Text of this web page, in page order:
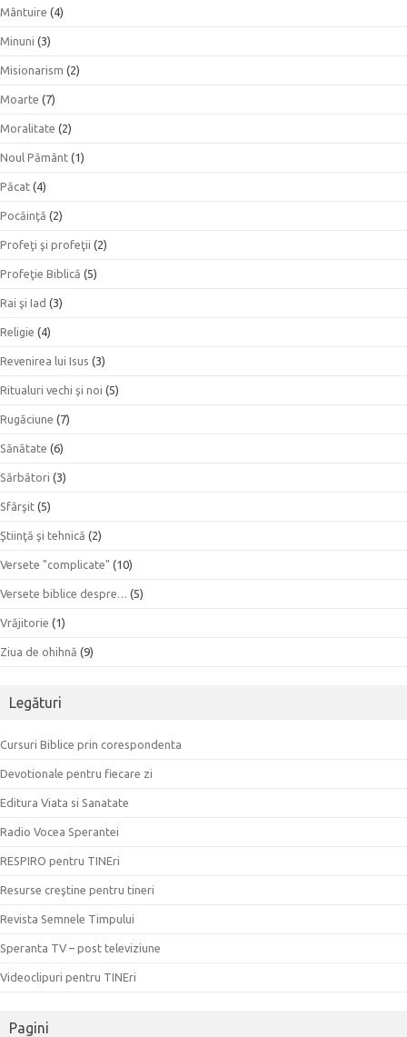
Mântuire (4)
Minuni (3)
Misionarism (2)
Moarte (7)
Moralitate (2)
Noul Pământ (1)
Păcat (4)
Pocăinţă (2)
Profeţi şi profeţii (2)
Profeţie Biblică (5)
Rai şi Iad (3)
Religie (4)
Revenirea lui Isus (3)
Ritualuri vechi şi noi (5)
Rugăciune (7)
Sănătate (6)
Sărbători (3)
Sfârşit (5)
Ştiinţă şi tehnică (2)
Versete "complicate" (10)
Versete biblice despre… (5)
Vrăjitorie (1)
Ziua de ohihnă (9)
Legături
Cursuri Biblice prin corespondenta
Devotionale pentru fiecare zi
Editura Viata si Sanatate
Radio Vocea Sperantei
RESPIRO pentru TINEri
Resurse creştine pentru tineri
Revista Semnele Timpului
Speranta TV – post televiziune
Videoclipuri pentru TINEri
Pagini